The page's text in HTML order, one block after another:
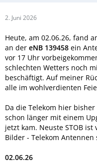
2. Juni 2026
Heute, am 02.06.26, fand
an der eNB 139458 ein
vor 17 Uhr
schlechten Wetters noch
beschäftigt. Auf meiner
alle im wohlverdienten
Da die Telekom hier
schon länger mit einem
jetzt kam. Neuste STOB
Bilder - Telekom
02.06.26